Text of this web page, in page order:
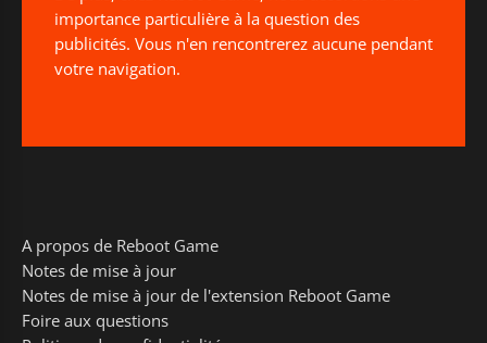
importance particulière à la question des
publicités. Vous n'en rencontrerez aucune pendant
votre navigation.
A propos de Reboot Game
Notes de mise à jour
Notes de mise à jour de l'extension Reboot Game
Foire aux questions